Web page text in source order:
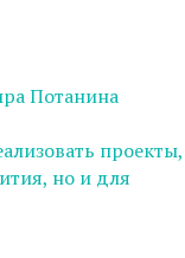
Потанина
проекты,
но и для